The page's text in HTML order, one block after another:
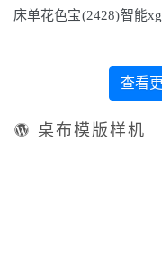
床单花色宝(2428)智能
查看
桌布模版样机